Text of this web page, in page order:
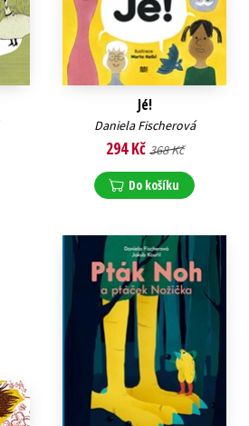
Jé!
Daniela Fischerová
294 Kč 368 Kč
Do košíku